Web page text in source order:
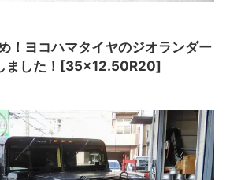
！ヨコハマタイヤのジオランダー
ました！[35×12.50R20]